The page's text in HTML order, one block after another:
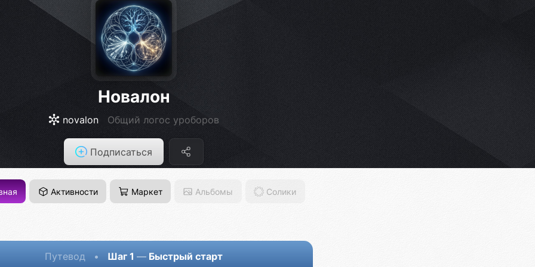
Новалон
novalon Общий логос уроборов
Подписаться
Активности Маркет Альбомы Солики
Путевод • Шаг 1 — Быстрый старт